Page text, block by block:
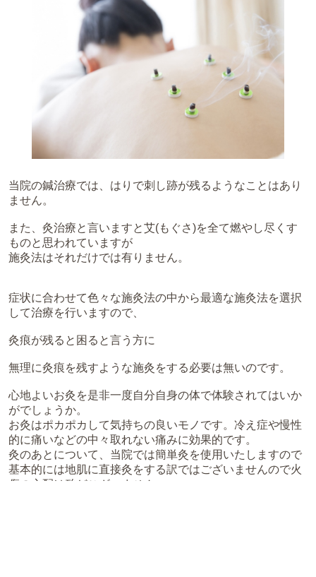
当院の鍼治療では、はりで刺し跡が残るようなことはあり
ません。
また、灸治療と言いますと艾(もぐさ)を全て燃やし尽くす
ものと思われていますが
施灸法はそれだけでは有りません。
症状に合わせて色々な施灸法の中から最適な施灸法を選択
して治療を行いますので、
灸痕が残ると困ると言う方に
無理に灸痕を残すような施灸をする必要は無いのです。
心地よいお灸を是非一度自分自身の体で体験されてはいか
がでしょうか。
お灸はポカポカして気持ちの良いモノです。冷え症や慢性
的に痛いなどの中々取れない痛みに効果的です。
灸のあとについて、当院では簡単灸を使用いたしますので
基本的には地肌に直接灸をする訳ではございませんので火
傷の心配は殆どございません。